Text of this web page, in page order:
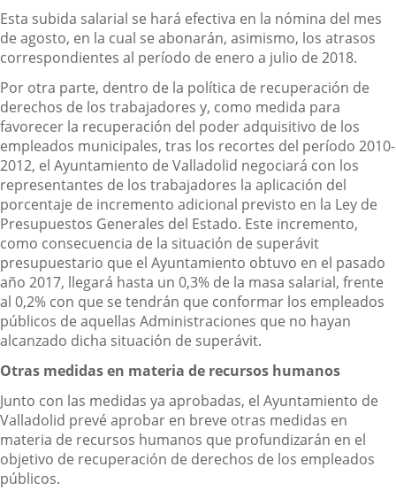
Esta subida salarial se hará efectiva en la nómina del mes
de agosto, en la cual se abonarán, asimismo, los atrasos
correspondientes al período de enero a julio de 2018.
Por otra parte, dentro de la política de recuperación de
derechos de los trabajadores y, como medida para
favorecer la recuperación del poder adquisitivo de los
empleados municipales, tras los recortes del período 2010-
2012, el Ayuntamiento de Valladolid negociará con los
representantes de los trabajadores la aplicación del
porcentaje de incremento adicional previsto en la Ley de
Presupuestos Generales del Estado. Este incremento,
como consecuencia de la situación de superávit
presupuestario que el Ayuntamiento obtuvo en el pasado
año 2017, llegará hasta un 0,3% de la masa salarial, frente
al 0,2% con que se tendrán que conformar los empleados
públicos de aquellas Administraciones que no hayan
alcanzado dicha situación de superávit.
Otras medidas en materia de recursos humanos
Junto con las medidas ya aprobadas, el Ayuntamiento de
Valladolid prevé aprobar en breve otras medidas en
materia de recursos humanos que profundizarán en el
objetivo de recuperación de derechos de los empleados
públicos.